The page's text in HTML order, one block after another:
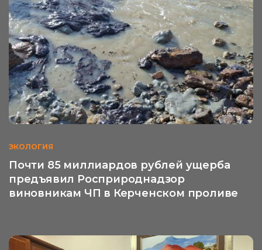
ЭКОЛОГИЯ
Почти 85 миллиардов рублей ущерба
предъявил Росприроднадзор
виновникам ЧП в Керченском проливе